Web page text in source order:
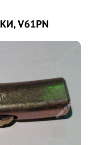
V61PN